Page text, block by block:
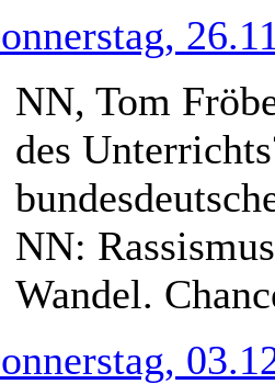
NN, Tom
des
NN:
Wandel.